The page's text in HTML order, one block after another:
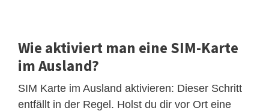
Wie aktiviert man eine SIM-Karte
im Ausland?
SIM Karte im Ausland aktivieren: Dieser Schritt
entfällt in der Regel. Holst du dir vor Ort eine